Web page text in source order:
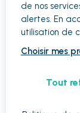
de nos
alertes. En
utilisation de
Choisir mes
Tout